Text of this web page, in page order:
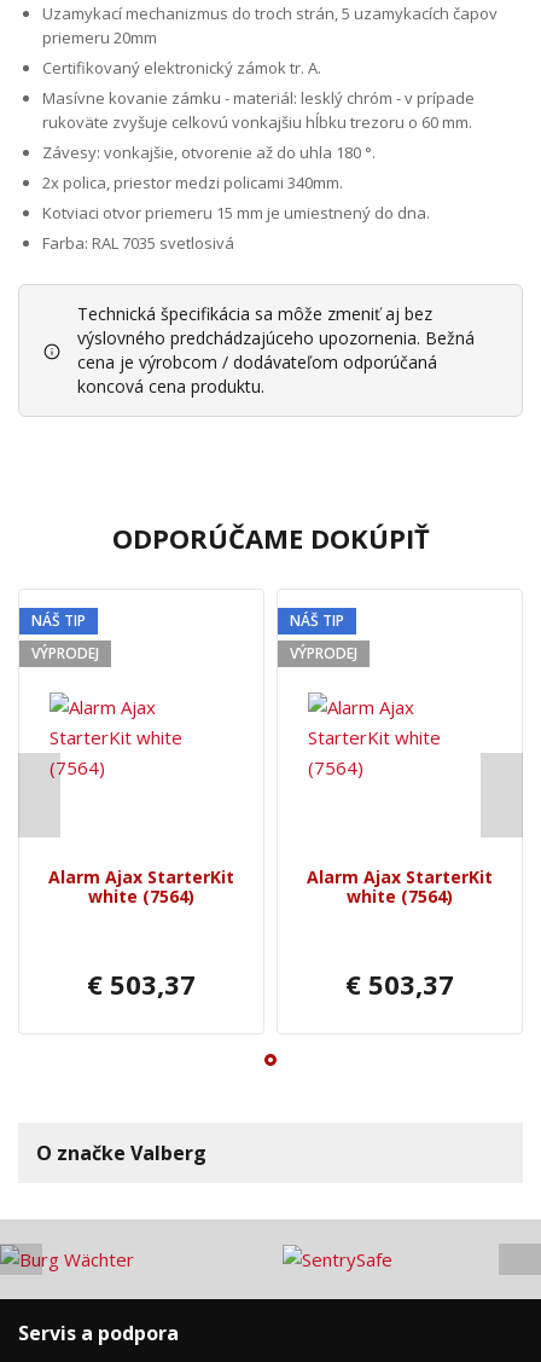
Uzamykací mechanizmus do troch strán, 5 uzamykacích čapov
priemeru 20mm
Certifikovaný elektronický zámok tr. A.
Masívne kovanie zámku - materiál: lesklý chróm - v prípade
rukoväte zvyšuje celkovú vonkajšiu hĺbku trezoru o 60 mm.
Závesy: vonkajšie, otvorenie až do uhla 180 °.
2x polica, priestor medzi policami 340mm.
Kotviaci otvor priemeru 15 mm je umiestnený do dna.
Farba: RAL 7035 svetlosivá
Technická špecifikácia sa môže zmeniť aj bez
výslovného predchádzajúceho upozornenia. Bežná
cena je výrobcom / dodávateľom odporúčaná
koncová cena produktu.
ODPORÚČAME DOKÚPIŤ
NÁŠ TIP
VÝPRODEJ
Alarm Ajax StarterKit
white (7564)
€ 503,37
NÁŠ TIP
VÝPRODEJ
Alarm Ajax StarterKit
white (7564)
€ 503,37
O značke Valberg
Servis a podpora